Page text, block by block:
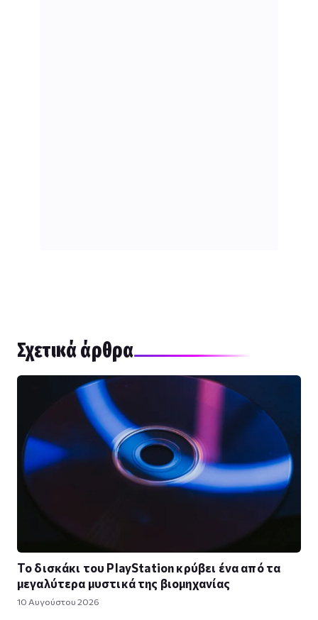
Σχετικά άρθρα
Το δισκάκι του PlayStation κρύβει ένα από τα
μεγαλύτερα μυστικά της βιομηχανίας
10 Αυγούστου 2026